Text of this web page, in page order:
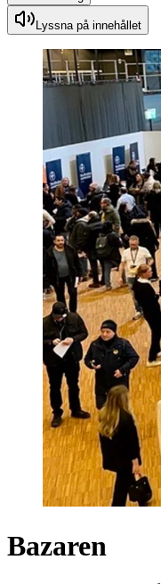
Lyssna på innehållet
Bazaren